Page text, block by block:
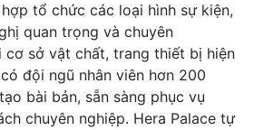
tổ chức các loại hình sự kiện,
quan trọng và chuyên
cơ sở vật chất, trang thiết bị hiện
đội ngũ nhân viên hơn 200
bài bản, sẵn sàng phục vụ
chuyên nghiệp. Hera Palace tự